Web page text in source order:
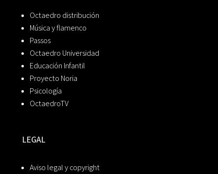
Octaedro distribución
Música y flamenco
Passos
Octaedro Universidad
Educación Infantil
Proyecto Noria
Psicología
OctaedroTV
LEGAL
Aviso legal y copyright